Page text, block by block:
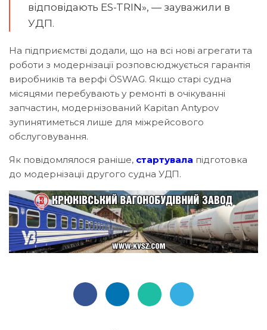
відповідають ES-TRIN», — зауважили в
УДП.
На підприємстві додали, що на всі нові агрегати та
роботи з модернізації розповсюджується гарантія
виробників та верфі ÖSWAG. Якщо старі судна
місяцями перебувають у ремонті в очікуванні
запчастин, модернізований Kapitan Antypov
зупинятиметься лише для міжрейсового
обслуговування.
Як повідомлялося раніше, стартувала підготовка
до модернізації другого судна УДП.